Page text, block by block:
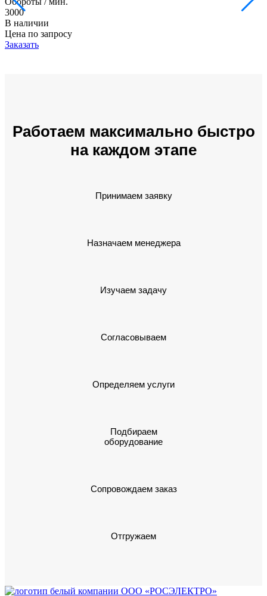
3000
В наличии
Цена по запросу
Заказать
Работаем максимально быстро
на каждом этапе
Принимаем заявку
Назначаем менеджера
Изучаем задачу
Согласовываем
Определяем услуги
Подбираем
оборудование
Сопровождаем заказ
Отгружаем